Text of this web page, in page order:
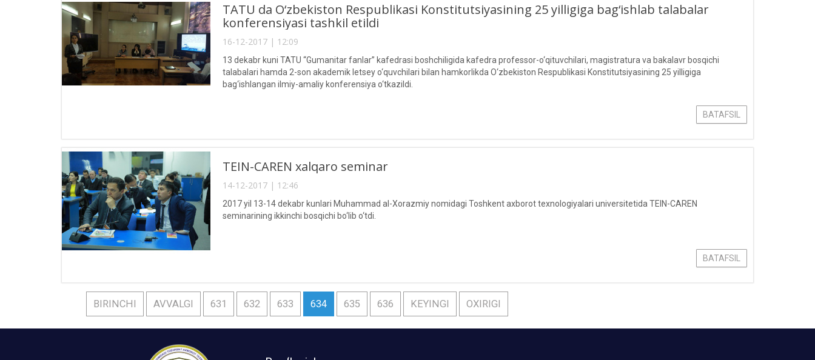
TATU da O‘zbekiston Respublikasi Konstitutsiyasining 25 yilligiga bag‘ishlab talabalar
konferensiyasi tashkil etildi
16-12-2017 | 12:09
13 dekabr kuni TATU “Gumanitar fanlar” kafedrasi boshchiligida kafedra professor-o‘qituvchilari, magistratura va bakalavr bosqichi
talabalari hamda 2-son akademik letsey o‘quvchilari bilan hamkorlikda O‘zbekiston Respublikasi Konstitutsiyasining 25 yilligiga
bag‘ishlangan ilmiy-amaliy konferensiya o‘tkazildi.
BATAFSIL
TEIN-CAREN xalqaro seminar
14-12-2017 | 12:46
2017 yil 13-14 dekabr kunlari Muhammad al-Xorazmiy nomidagi Toshkent axborot texnologiyalari universitetida TEIN-CAREN
seminarining ikkinchi bosqichi bo‘lib o‘tdi.
BATAFSIL
BIRINCHI AVVALGI 631 632 633 634 635 636 KEYINGI OXIRIGI